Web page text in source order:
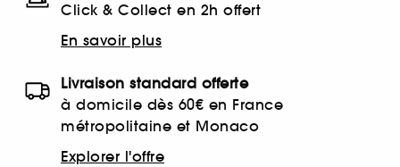
Click & Collect en 2h offert
En savoir plus
Livraison standard offerte
à domicile dès 60€ en France
métropolitaine et Monaco
Explorer l'offre